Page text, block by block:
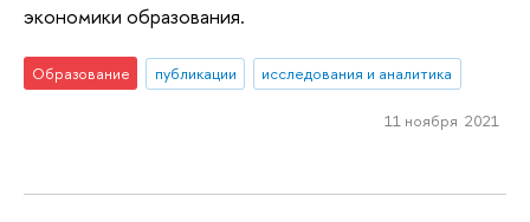
экономики образования.
Образование публикации исследования и аналитика
11 ноября 2021